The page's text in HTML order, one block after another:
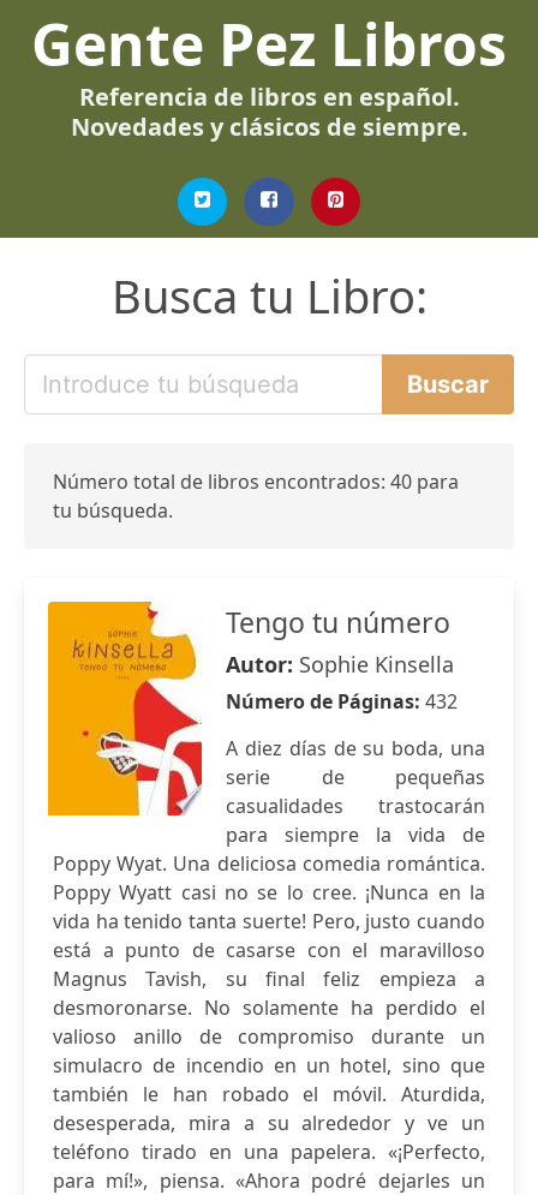
Gente Pez Libros
Referencia de libros en español.
Novedades y clásicos de siempre.
Busca tu Libro:
Número total de libros encontrados: 40 para
tu búsqueda.
Tengo tu número
Autor: Sophie Kinsella
Número de Páginas: 432
A diez días de su boda, una
serie de pequeñas
casualidades trastocarán
para siempre la vida de
Poppy Wyat. Una deliciosa comedia romántica.
Poppy Wyatt casi no se lo cree. ¡Nunca en la
vida ha tenido tanta suerte! Pero, justo cuando
está a punto de casarse con el maravilloso
Magnus Tavish, su final feliz empieza a
desmoronarse. No solamente ha perdido el
valioso anillo de compromiso durante un
simulacro de incendio en un hotel, sino que
también le han robado el móvil. Aturdida,
desesperada, mira a su alrededor y ve un
teléfono tirado en una papelera. «¡Perfecto,
para mí!», piensa. «Ahora podré dejarles un